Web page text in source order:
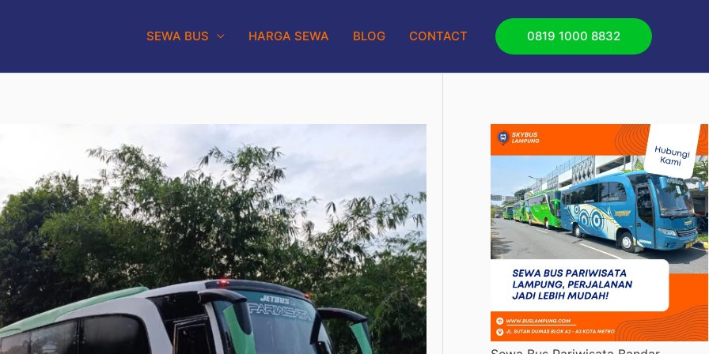
SEWA BUS HARGA SEWA BLOG CONTACT 0819 1000 8832